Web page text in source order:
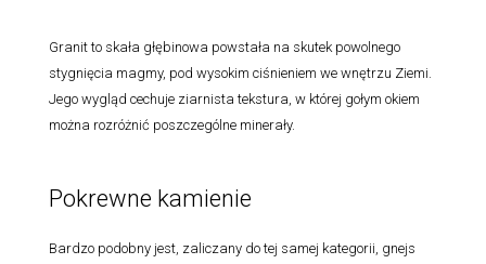
Granit to skała głębinowa powstała na skutek powolnego
stygnięcia magmy, pod wysokim ciśnieniem we wnętrzu Ziemi.
Jego wygląd cechuje ziarnista tekstura, w której gołym okiem
można rozróżnić poszczególne minerały.
Pokrewne kamienie
Bardzo podobny jest, zaliczany do tej samej kategorii, gnejs